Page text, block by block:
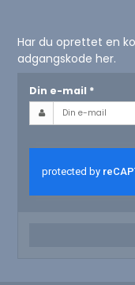
Har du oprettet en
adgangskode her.
Din e-mail *